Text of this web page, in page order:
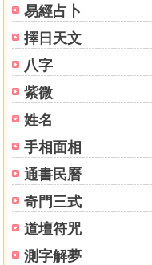
易經占卜
擇日天文
八字
紫微
姓名
手相面相
通書民曆
奇門三式
道壇符咒
測字解夢
六．修習止觀坐禪法要
卷上
卷下
七．禪門口訣